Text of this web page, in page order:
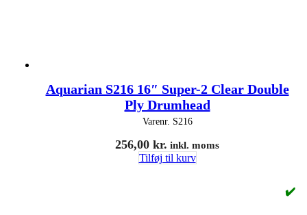
Aquarian S216 16″ Super-2 Clear Double
Ply Drumhead
Varenr. S216
256,00 kr. inkl. moms
Tilføj til kurv
✔️